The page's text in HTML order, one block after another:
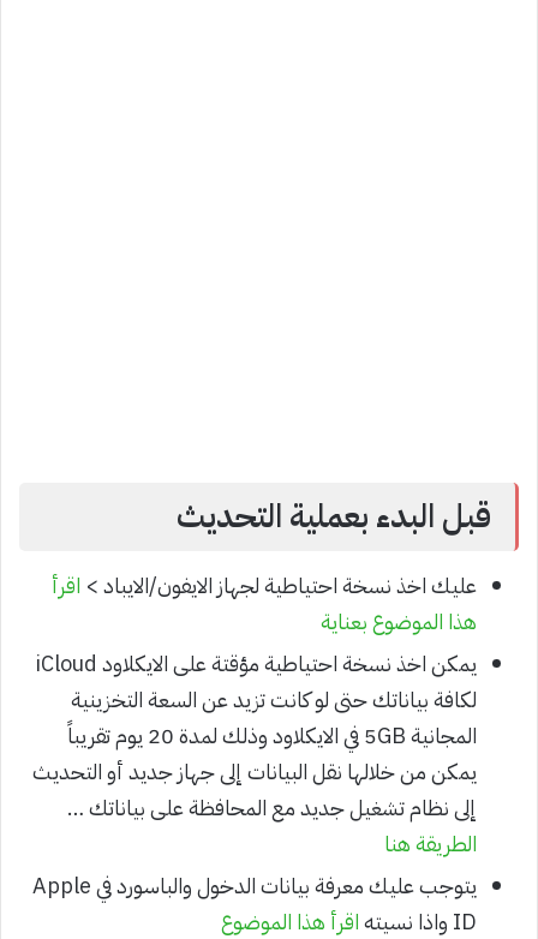
قبل البدء بعملية التحديث
عليك اخذ نسخة احتياطية لجهاز الايفون/الايباد > اقرأ
هذا الموضوع بعناية
يمكن اخذ نسخة احتياطية مؤقتة على الايكلاود iCloud
لكافة بياناتك حتى لو كانت تزيد عن السعة التخزينية
المجانية 5GB في الايكلاود وذلك لمدة 20 يوم تقريباً
يمكن من خلالها نقل البيانات إلى جهاز جديد أو التحديث
إلى نظام تشغيل جديد مع المحافظة على بياناتك …
الطريقة هنا
يتوجب عليك معرفة بيانات الدخول والباسورد في Apple
ID واذا نسيته
اقرأ هذا الموضوع